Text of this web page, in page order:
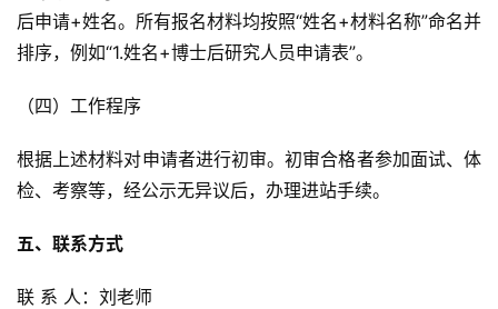
后申请+姓名。所有报名材料均按照“姓名+材料名称”命名并
排序，例如“1.姓名+博士后研究人员申请表”。
（四）工作程序
根据上述材料对申请者进行初审。初审合格者参加面试、体
检、考察等，经公示无异议后，办理进站手续。
五、联系方式
联 系 人：刘老师